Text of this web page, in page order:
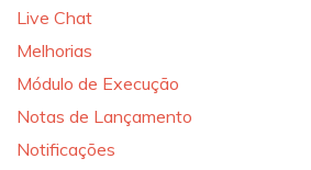
Live Chat
Melhorias
Módulo de Execução
Notas de Lançamento
Notificações